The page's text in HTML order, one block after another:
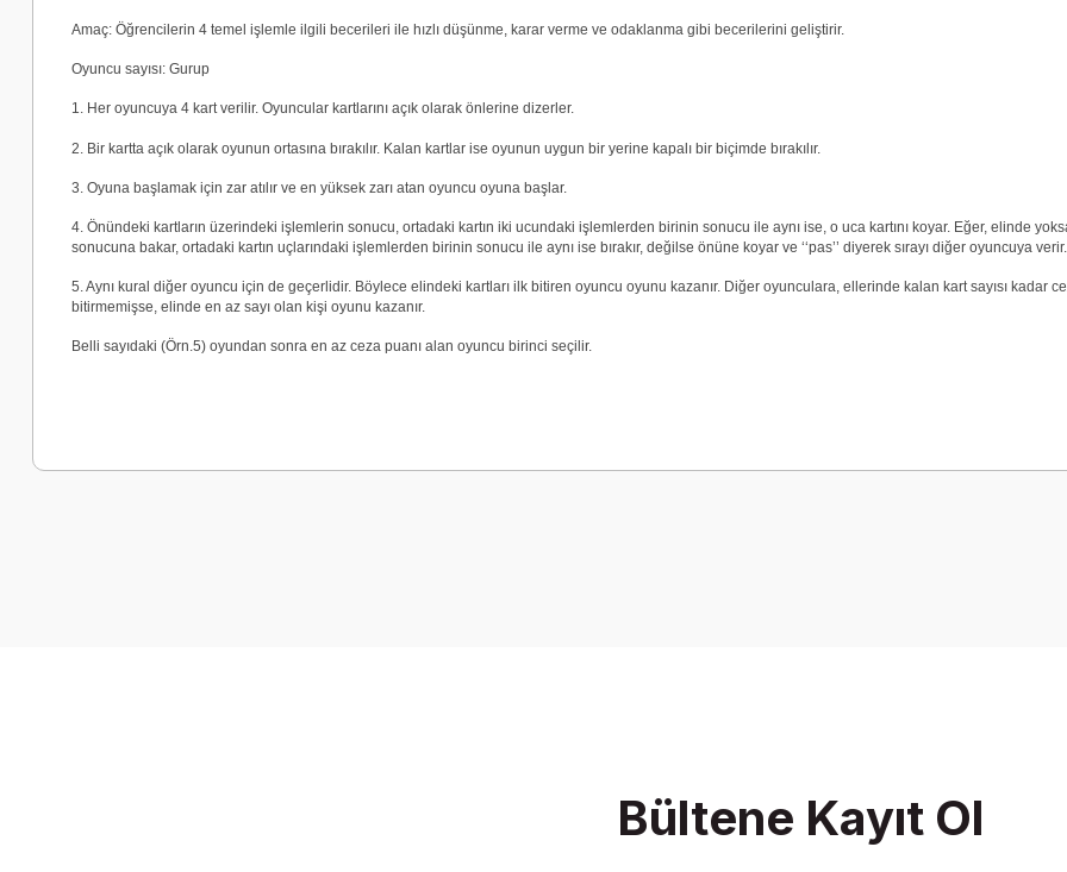
Amaç: Öğrencilerin 4 temel işlemle ilgili becerileri ile hızlı düşünme, karar verme ve odaklanma gibi becerilerini geliştirir.
Oyuncu sayısı: Gurup
1. Her oyuncuya 4 kart verilir. Oyuncular kartlarını açık olarak önlerine dizerler.
2. Bir kartta açık olarak oyunun ortasına bırakılır. Kalan kartlar ise oyunun uygun bir yerine kapalı bir biçimde bırakılır.
3. Oyuna başlamak için zar atılır ve en yüksek zarı atan oyuncu oyuna başlar.
4. Önündeki kartların üzerindeki işlemlerin sonucu, ortadaki kartın iki ucundaki işlemlerden birinin sonucu ile aynı ise, o uca kartını koyar. Eğer, elinde
sonucuna bakar, ortadaki kartın uçlarındaki işlemlerden birinin sonucu ile aynı ise bırakır, değilse önüne koyar ve ‘‘pas’’ diyerek sırayı diğer oyuncuya verir.
5. Aynı kural diğer oyuncu için de geçerlidir. Böylece elindeki kartları ilk bitiren oyuncu oyunu kazanır. Diğer oyunculara, ellerinde kalan kart sayısı kadar
bitirmemişse, elinde en az sayı olan kişi oyunu kazanır.
Belli sayıdaki (Örn.5) oyundan sonra en az ceza puanı alan oyuncu birinci seçilir.
Bültene Kayıt Ol